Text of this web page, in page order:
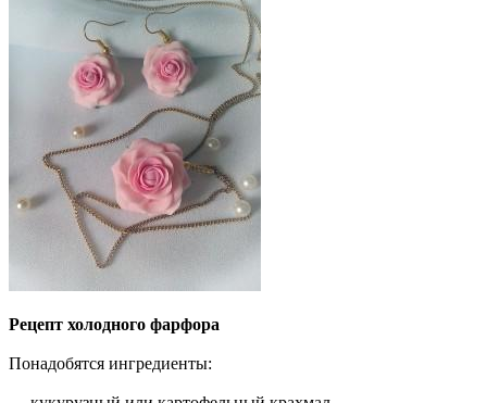
Рецепт холодного фарфора
Понадобятся ингредиенты: